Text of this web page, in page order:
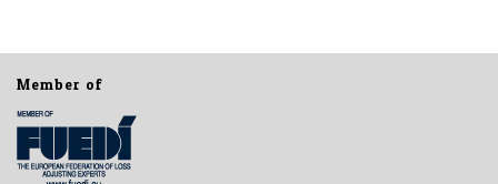
Member of